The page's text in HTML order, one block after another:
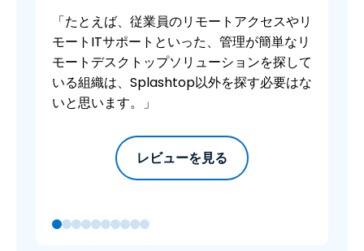
「たとえば、従業員のリモートアクセスやリ
モートITサポートといった、管理が簡単なリ
モートデスクトップソリューションを探して
いる組織は、Splashtop以外を探す必要はな
いと思います。」
レビューを見る